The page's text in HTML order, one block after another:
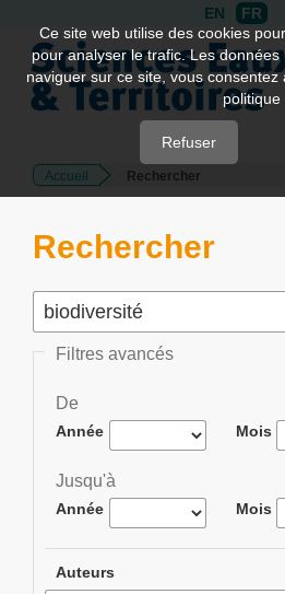
Quick
jump
page
Main
Content
EN FR
Accueil Rechercher
Rechercher
Filtres avancés
De
Année Mois
Jusqu'à
Année Mois
Auteurs
Ce site web utilise des cookies
pour analyser le trafic. Les
naviguer sur ce site, vous
politique
Refuser